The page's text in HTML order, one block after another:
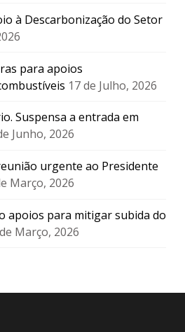
à Descarbonização do Setor
para apoios
17 de Julho, 2026
Suspensa a entrada em
Junho, 2026
urgente ao Presidente
Março, 2026
apoios para mitigar subida do
Março, 2026